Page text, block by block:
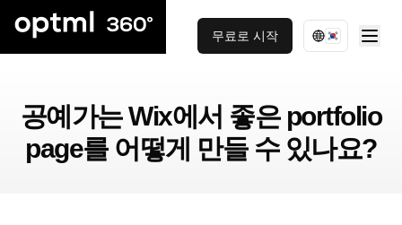
무료로 시작
공예가는 Wix에서 좋은 portfolio
page를 어떻게 만들 수 있나요?